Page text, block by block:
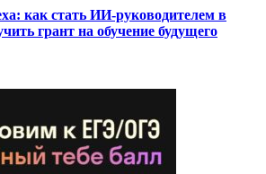
как стать ИИ-руководителем в
грант на обучение будущего